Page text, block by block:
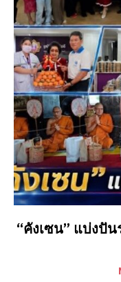
“คังเซน” แบ่งปั